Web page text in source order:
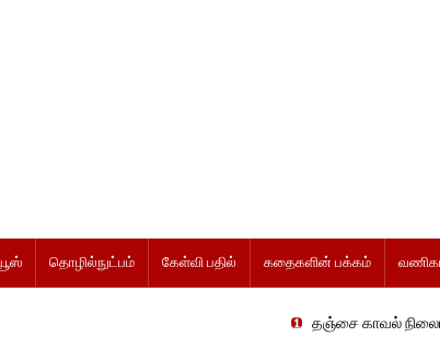
தொழில்நுட்பம் கேள்வி பதில் கதைகளின் பக்கம்
தஞ்சை காவல் நிலையத்தில்